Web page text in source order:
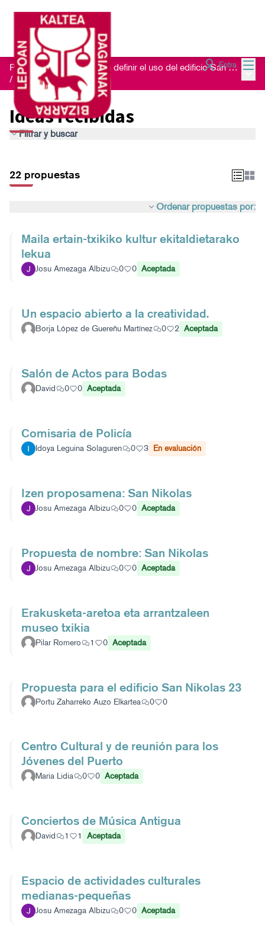
Entra
Proceso de escucha para definir el uso del edificio San Nikolas 23
/ Ideas recibidas
Ideas recibidas
Filtrar y buscar
22 propuestas
Ordenar propuestas por:
Maila ertain-txikiko kultur ekitaldietarako
lekua
Josu Amezaga Albizu 0 0 Aceptada
Un espacio abierto a la creatividad.
Borja López de Guereñu Martínez 0 2 Aceptada
Salón de Actos para Bodas
David 0 0 Aceptada
Comisaria de Policía
Idoya Leguina Solaguren 0 3 En evaluación
Izen proposamena: San Nikolas
Josu Amezaga Albizu 0 0 Aceptada
Propuesta de nombre: San Nikolas
Josu Amezaga Albizu 0 0 Aceptada
Erakusketa-aretoa eta arrantzaleen
museo txikia
Pilar Romero 1 0 Aceptada
Propuesta para el edificio San Nikolas 23
Portu Zaharreko Auzo Elkartea 0 0
Centro Cultural y de reunión para los
Jóvenes del Puerto
Maria Lidia 0 0 Aceptada
Conciertos de Música Antigua
David 1 1 Aceptada
Espacio de actividades culturales
medianas-pequeñas
Josu Amezaga Albizu 0 0 Aceptada